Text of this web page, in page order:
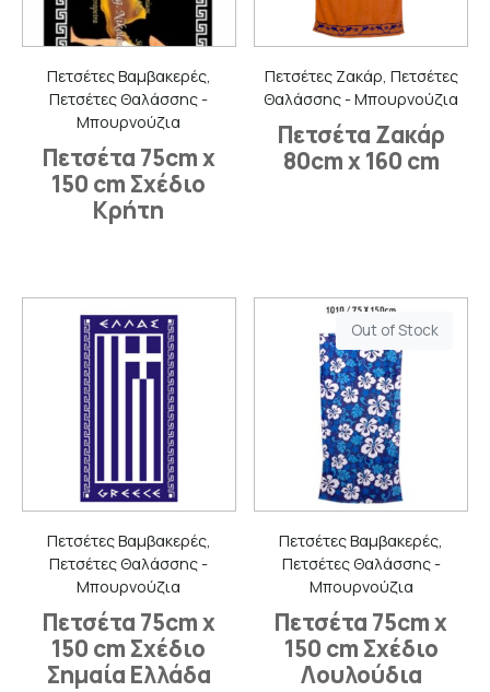
Πετσέτες Βαμβακερές,
Πετσέτες Θαλάσσης -
Μπουρνούζια
Πετσέτα 75cm x
150 cm Σχέδιο
Κρήτη
Πετσέτες Ζακάρ, Πετσέτες
Θαλάσσης - Μπουρνούζια
Πετσέτα Ζακάρ
80cm x 160 cm
Πετσέτες Βαμβακερές,
Πετσέτες Θαλάσσης -
Μπουρνούζια
Πετσέτα 75cm x
150 cm Σχέδιο
Σημαία Ελλάδα
Out of Stock
Πετσέτες Βαμβακερές,
Πετσέτες Θαλάσσης -
Μπουρνούζια
Πετσέτα 75cm x
150 cm Σχέδιο
Λουλούδια